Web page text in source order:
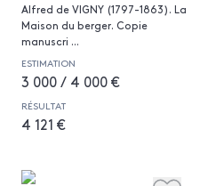
Alfred de VIGNY (1797-1863). La
Maison du berger. Copie
manuscri ...
ESTIMATION
3 000 / 4 000 €
RÉSULTAT
4 121 €